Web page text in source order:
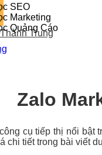
SEO
Marketing
Quảng Cáo
Trung
Zalo
cụ tiếp thị nổi bật
chi tiết trong bài viết